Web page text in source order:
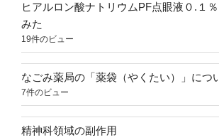
ヒアルロン酸ナトリウムPF点眼液０.１
みた
19件のビュー
なごみ薬局の「薬袋（やくたい）」につ
7件のビュー
精神科領域の副作用